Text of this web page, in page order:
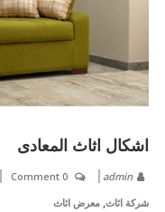
اشكال اثاث المعادى
admin
0 Comment
شركة اثاث, معرض اثاث